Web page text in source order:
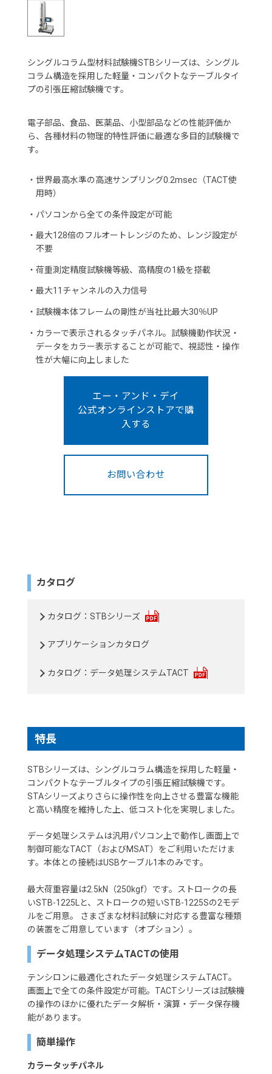
シングルコラム型材料試験機STBシリーズは、シングル
コラム構造を採用した軽量・コンパクトなテーブルタイ
プの引張圧縮試験機です。
電子部品、食品、医薬品、小型部品などの性能評価か
ら、各種材料の物理的特性評価に最適な多目的試験機で
す。
・ 世界最高水準の高速サンプリング0.2msec（TACT使
用時）
・ パソコンから全ての条件設定が可能
・ 最大128倍のフルオートレンジのため、レンジ設定が
不要
・ 荷重測定精度試験機等級、高精度の1級を搭載
・ 最大11チャンネルの入力信号
・ 試験機本体フレームの剛性が当社比最大30％UP
・ カラーで表示されるタッチパネル。試験機動作状況・
データをカラー表示することが可能で、視認性・操作
性が大幅に向上しました
エー・アンド・デイ
公式オンラインストアで購
入する
お問い合わせ
カタログ
カタログ：STBシリーズ
アプリケーションカタログ
カタログ：データ処理システムTACT
特長
STBシリーズは、シングルコラム構造を採用した軽量・
コンパクトなテーブルタイプの引張圧縮試験機です。
STAシリーズよりさらに操作性を向上させる豊富な機能
と高い精度を維持した上、低コスト化を実現しました。
データ処理システムは汎用パソコン上で動作し画面上で
制御可能なTACT（およびMSAT）をご利用いただけま
す。本体との接続はUSBケーブル1本のみです。
最大荷重容量は2.5kN（250kgf）です。ストロークの長
いSTB-1225Lと、ストロークの短いSTB-1225Sの2モデ
ルをご用意。 さまざまな材料試験に対応する豊富な種類
の装置をご用意しています（オプション）。
データ処理システムTACTの使用
テンシロンに最適化されたデータ処理システムTACT。
画面上で全ての条件設定が可能。TACTシリーズは試験機
の操作のほかに優れたデータ解析・演算・データ保存機
能があります。
簡単操作
カラータッチパネル